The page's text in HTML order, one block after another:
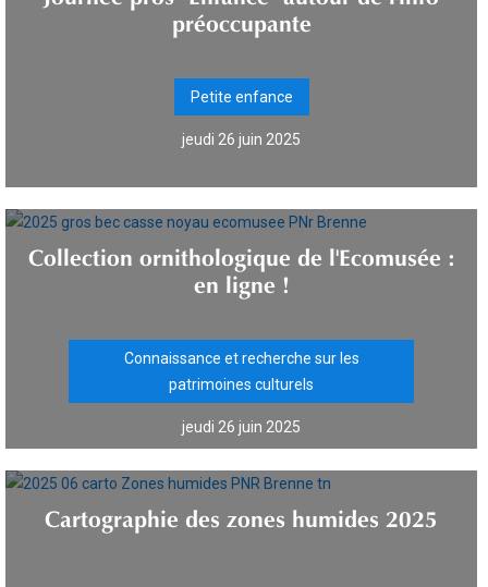
préoccupante
Petite enfance
jeudi 26 juin 2025
Collection ornithologique de l'Ecomusée :
en ligne !
Connaissance et recherche sur les
patrimoines culturels
jeudi 26 juin 2025
Cartographie des zones humides 2025